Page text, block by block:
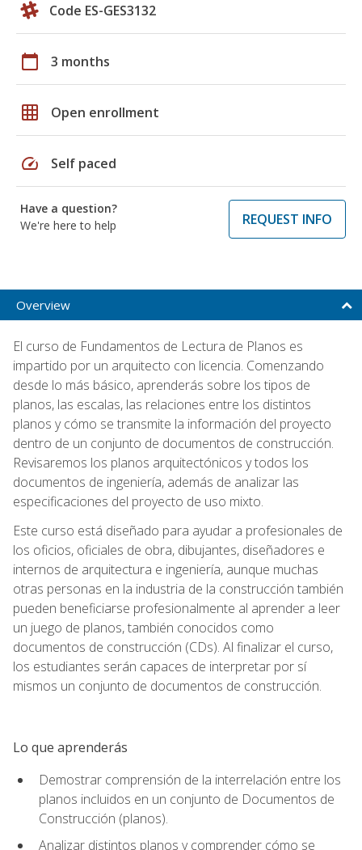
Code ES-GES3132
calendar_today 3 months
grid_on Open enrollment
speed Self paced
Have a question?
We're here to help
REQUEST INFO
Overview
El curso de Fundamentos de Lectura de Planos es
impartido por un arquitecto con licencia. Comenzando
desde lo más básico, aprenderás sobre los tipos de
planos, las escalas, las relaciones entre los distintos
planos y cómo se transmite la información del proyecto
dentro de un conjunto de documentos de construcción.
Revisaremos los planos arquitectónicos y todos los
documentos de ingeniería, además de analizar las
especificaciones del proyecto de uso mixto.
Este curso está diseñado para ayudar a profesionales de
los oficios, oficiales de obra, dibujantes, diseñadores e
internos de arquitectura e ingeniería, aunque muchas
otras personas en la industria de la construcción también
pueden beneficiarse profesionalmente al aprender a leer
un juego de planos, también conocidos como
documentos de construcción (CDs). Al finalizar el curso,
los estudiantes serán capaces de interpretar por sí
mismos un conjunto de documentos de construcción.
Lo que aprenderás
Demostrar comprensión de la interrelación entre los
planos incluidos en un conjunto de Documentos de
Construcción (planos).
Analizar distintos planos y comprender cómo se